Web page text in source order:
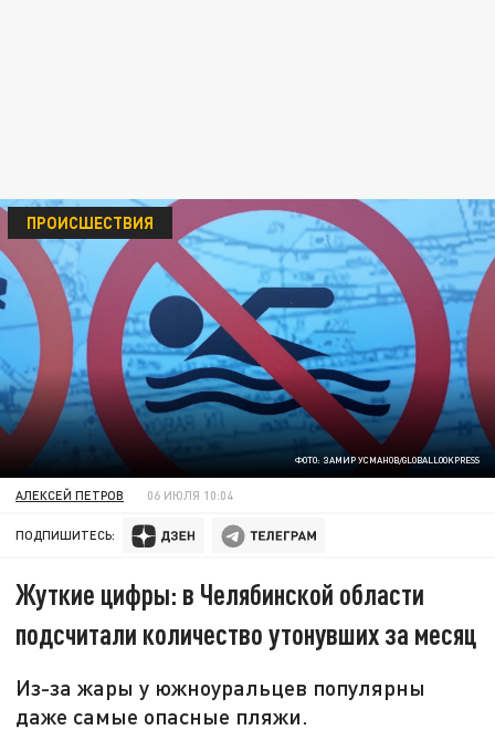
ФОТО: ЗАМИР УСМАНОВ/GLOBALLOOKPRESS
ПРОИСШЕСТВИЯ
АЛЕКСЕЙ ПЕТРОВ 06 ИЮЛЯ 10:04
ПОДПИШИТЕСЬ:
Жуткие цифры: в Челябинской области
подсчитали количество утонувших за месяц
Из-за жары у южноуральцев популярны
даже самые опасные пляжи.